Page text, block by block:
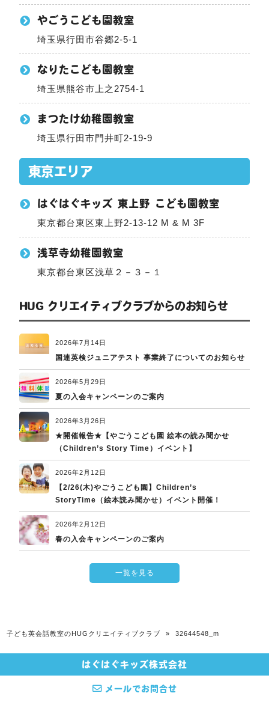
やごうこども園教室
埼玉県行田市谷郷2-5-1
なりたこども園教室
埼玉県熊谷市上之2754-1
まつたけ幼稚園教室
埼玉県行田市門井町2-19-9
東京エリア
はぐはぐキッズ 東上野 こども園教室
東京都台東区東上野2-13-12 M & M 3F
浅草寺幼稚園教室
東京都台東区浅草２－３－１
HUG クリエイティブクラブからのお知らせ
2026年7月14日
国連英検ジュニアテスト 事業終了についてのお知らせ
2026年5月29日
夏の入会キャンペーンのご案内
2026年3月26日
★開催報告★【やごうこども園 絵本の読み聞かせ
（Children’s Story Time）イベント】
2026年2月12日
【2/26(木)やごうこども園】Children’s
StoryTime（絵本読み聞かせ）イベント開催！
2026年2月12日
春の入会キャンペーンのご案内
一覧を見る
子ども英会話教室のHUGクリエイティブクラブ » 32644548_m
はぐはぐキッズ株式会社
メールでお問合せ
© 2026 子ども英会話教室のHUGクリエイティブクラブ All rights Reserved.